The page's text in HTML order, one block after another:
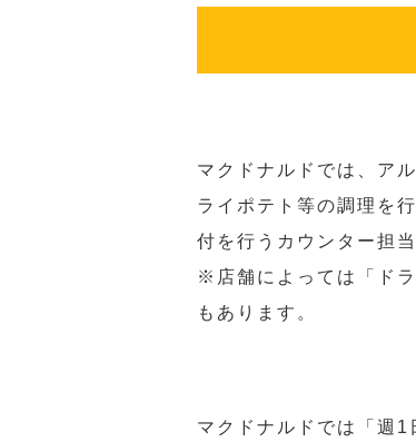
マクドナルドでは、ア
ライポテト等の調理を
付を行うカウンター担
※店舗によっては「ド
もあります。
マクドナルドでは「週